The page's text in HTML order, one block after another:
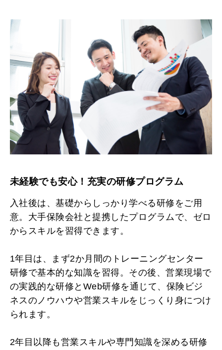
未経験でも安心！充実の研修プログラム
入社後は、基礎からしっかり学べる研修をご用
意。大手保険会社と提携したプログラムで、ゼロ
からスキルを習得できます。
1年目は、まず2か月間のトレーニングセンター
研修で基本的な知識を習得。その後、営業現場で
の実践的な研修とWeb研修を通じて、保険ビジ
ネスのノウハウや営業スキルをじっくり身につけ
られます。
2年目以降も営業スキルや専門知識を深める研修